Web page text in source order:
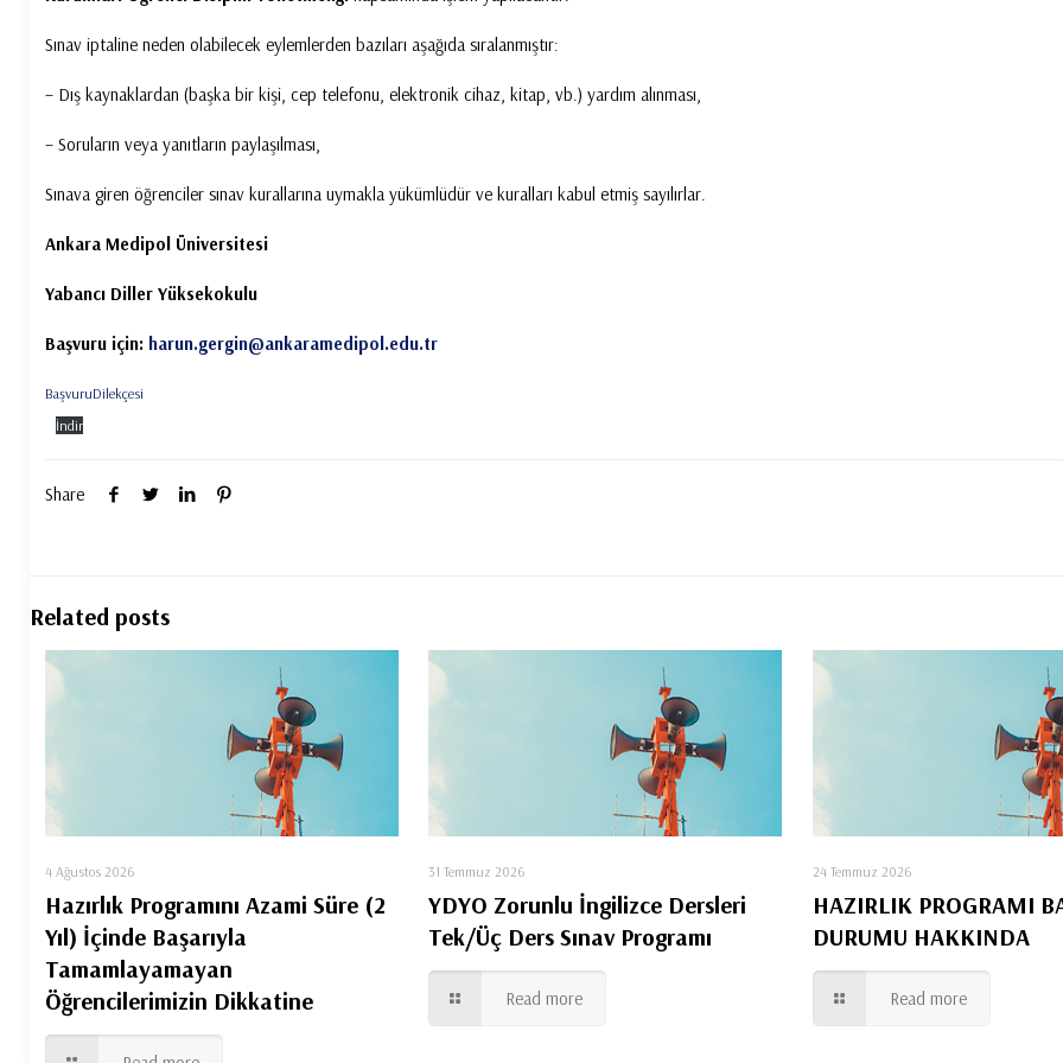
Sınav iptaline neden olabilecek eylemlerden bazıları aşağıda sıralanmıştır:
– Dış kaynaklardan (başka bir kişi, cep telefonu, elektronik cihaz, kitap, vb.) yardım alınması,
– Soruların veya yanıtların paylaşılması,
Sınava giren öğrenciler sınav kurallarına uymakla yükümlüdür ve kuralları kabul etmiş sayılırlar.
Ankara Medipol Üniversitesi
Yabancı Diller Yüksekokulu
Başvuru için: harun.gergin@ankaramedipol.edu.tr
BaşvuruDilekçesi
İndir
Share
Related posts
4 Ağustos 2026
Hazırlık Programını Azami Süre (2
Yıl) İçinde Başarıyla
Tamamlayamayan
Öğrencilerimizin Dikkatine
31 Temmuz 2026
YDYO Zorunlu İngilizce Dersleri
Tek/Üç Ders Sınav Programı
Read more
24 Temmuz 2026
HAZIRLIK PROGRAMI
DURUMU HAKKINDA
Read more